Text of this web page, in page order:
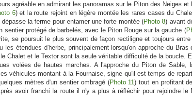
agréable en admirant les panoramas sur le Piton des Neiges et
6) et la route rejoint en légère montée les rares cases du
dépasse la ferme pour entamer une forte montée (Photo 8) avant
protégé de barbelés, avec le Piton Rouge sur la gauche (
se poursuit le plus souvent de façon rectiligne et toujours
étendues d'herbe, principalement lorsqu'on approche du Bras
Chalet et le Textor sont la seule véritable difficulté de la boucle.
volées de hautes marches. A l'approche du Piton de Sable,
véhicules montant à la Fournaise, signe qu'il est temps de
mètres d'un sentier ombragé (Photo 11) tout en profitant
avoir franchi la route il n'y a plus à réfléchir pour rejoindre